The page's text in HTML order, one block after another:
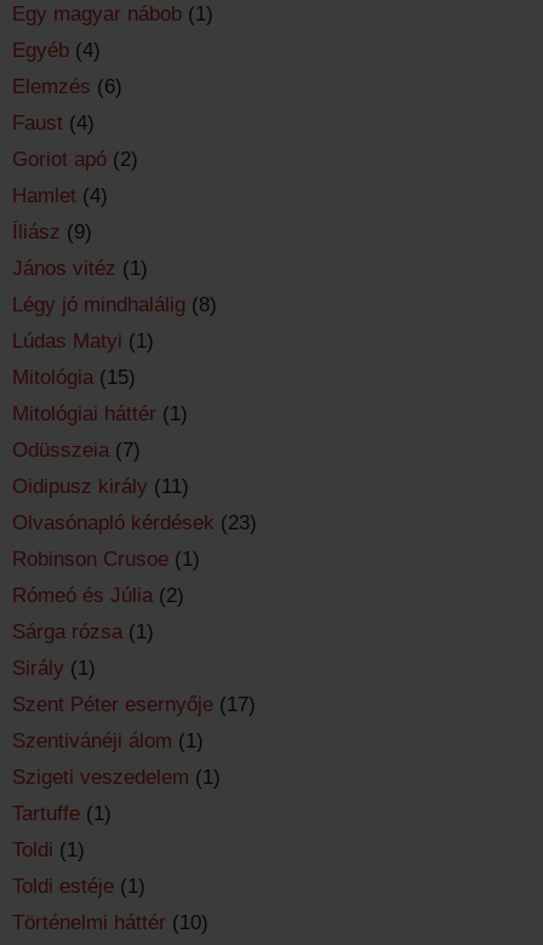
Egy magyar nábob (1)
Egyéb (4)
Elemzés (6)
Faust (4)
Goriot apó (2)
Hamlet (4)
Íliász (9)
János vitéz (1)
Légy jó mindhalálig (8)
Lúdas Matyi (1)
Mitológia (15)
Mitológiai háttér (1)
Odüsszeia (7)
Oidipusz király (11)
Olvasónapló kérdések (23)
Robinson Crusoe (1)
Rómeó és Júlia (2)
Sárga rózsa (1)
Sirály (1)
Szent Péter esernyője (17)
Szentivánéji álom (1)
Szigeti veszedelem (1)
Tartuffe (1)
Toldi (1)
Toldi estéje (1)
Történelmi háttér (10)